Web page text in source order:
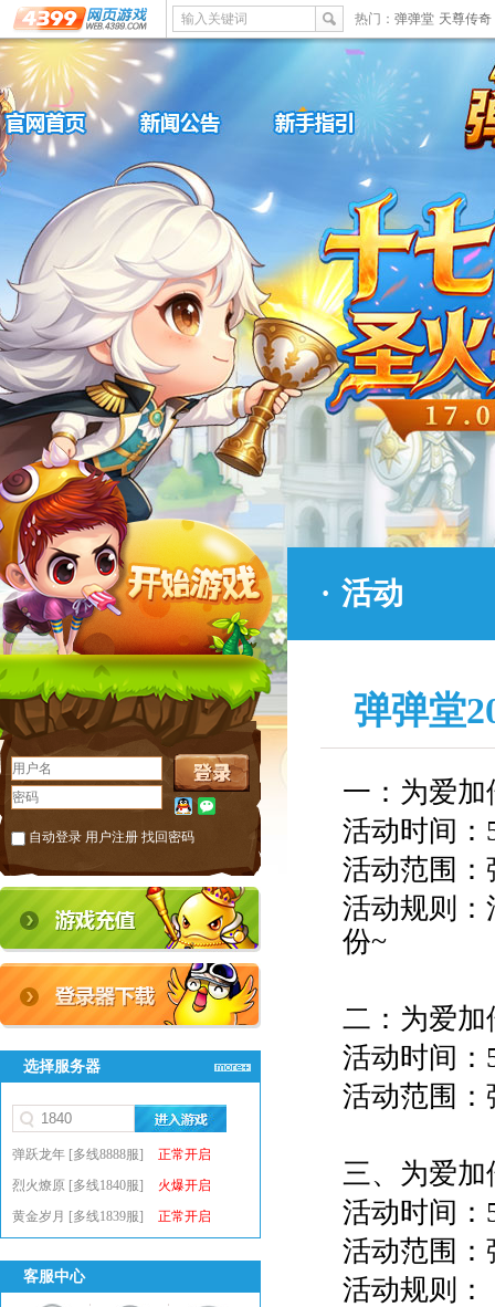
输入关键词 热门： 弹弹堂 天尊传奇
自动登录 用户注册 找回密码
选择服务器
弹跃龙年 [多线8888服]
正常开启
烈火燎原 [多线1840服]
火爆开启
黄金岁月 [多线1839服]
正常开启
客服中心
· 活动
弹弹堂
一： 为爱
活动时间：
活动范围
活动规则
份~
二： 为爱加
活动时间：
活动范围
三、 为爱加
活动时间：
活动范围
活动规则：